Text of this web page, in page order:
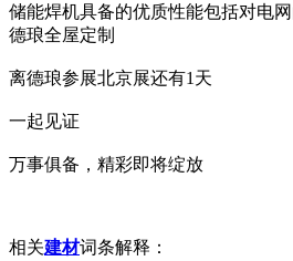
储能焊机具备的优质性能包括对电
德琅全屋定制
离德琅参展北京展还有1天
一起见证
万事俱备，精彩即将绽放
相关建材词条解释：